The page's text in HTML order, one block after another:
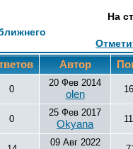
На
Автор
0
20 Фев 2014
olen
0
25 Фев 2017
Okyana
09 Авг 2022